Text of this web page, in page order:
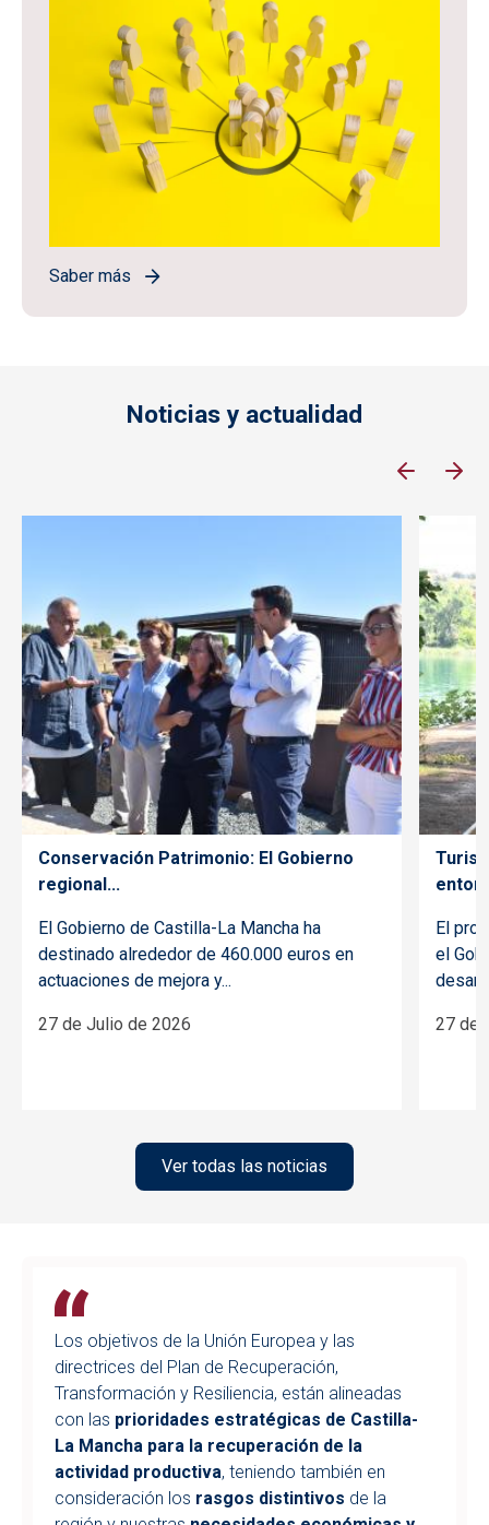
Saber más
Noticias y actualidad
Conservación Patrimonio: El Gobierno
regional...
El Gobierno de Castilla-La Mancha ha
destinado alrededor de 460.000 euros en
actuaciones de mejora y...
27 de Julio de 2026
El
el
27 de
Ver todas las noticias
Los objetivos de la Unión Europea y las
directrices del Plan de Recuperación,
Transformación y Resiliencia, están alineadas
con las prioridades estratégicas de Castilla-
La Mancha para la recuperación de la
actividad productiva, teniendo también en
consideración los rasgos distintivos de la